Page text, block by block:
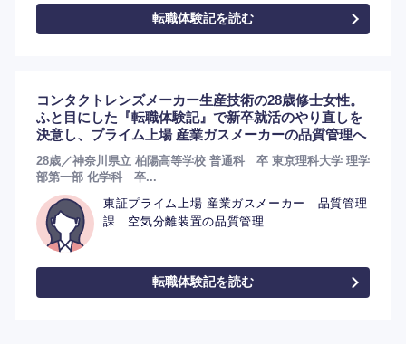
選択する
転職体験記を読む
コンタクトレンズメーカー生産技術の28歳修士女性。
ふと目にした『転職体験記』で新卒就活のやり直しを
決意し、プライム上場 産業ガスメーカーの品質管理へ
28歳／神奈川県立 柏陽高等学校 普通科 卒 東京理科大学 理学
部第一部 化学科 卒...
東証プライム上場 産業ガスメーカー 品質管理
課 空気分離装置の品質管理
転職体験記を読む